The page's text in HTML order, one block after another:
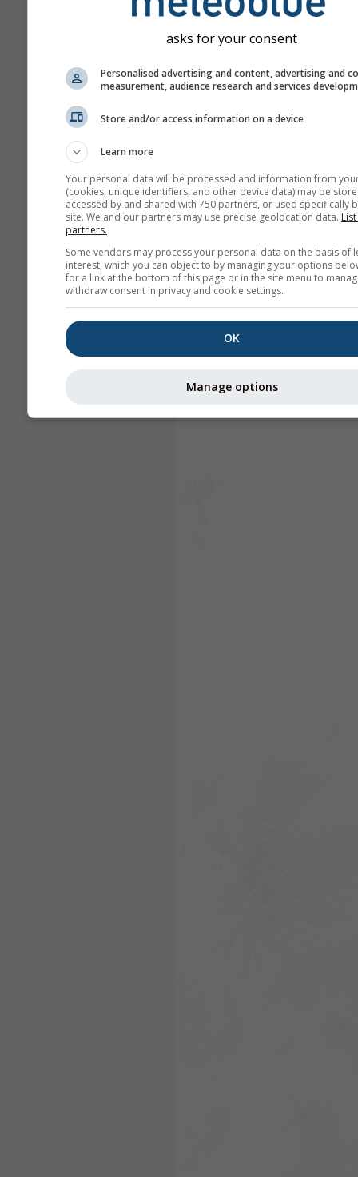
asks for your consent
Personalised advertising and content, advertising and
measurement, audience research and services
Store and/or access information on a device
Learn more
Your personal data will be processed and information from
(cookies, unique identifiers, and other device data) may be
accessed by and shared with 750 partners, or used specifically
site. We and our partners may use precise geolocation data.
partners.
Some vendors may process your personal data on the basis of
interest, which you can object to by managing your options
for a link at the bottom of this page or in the site menu to
withdraw consent in privacy and cookie settings.
OK
Manage options